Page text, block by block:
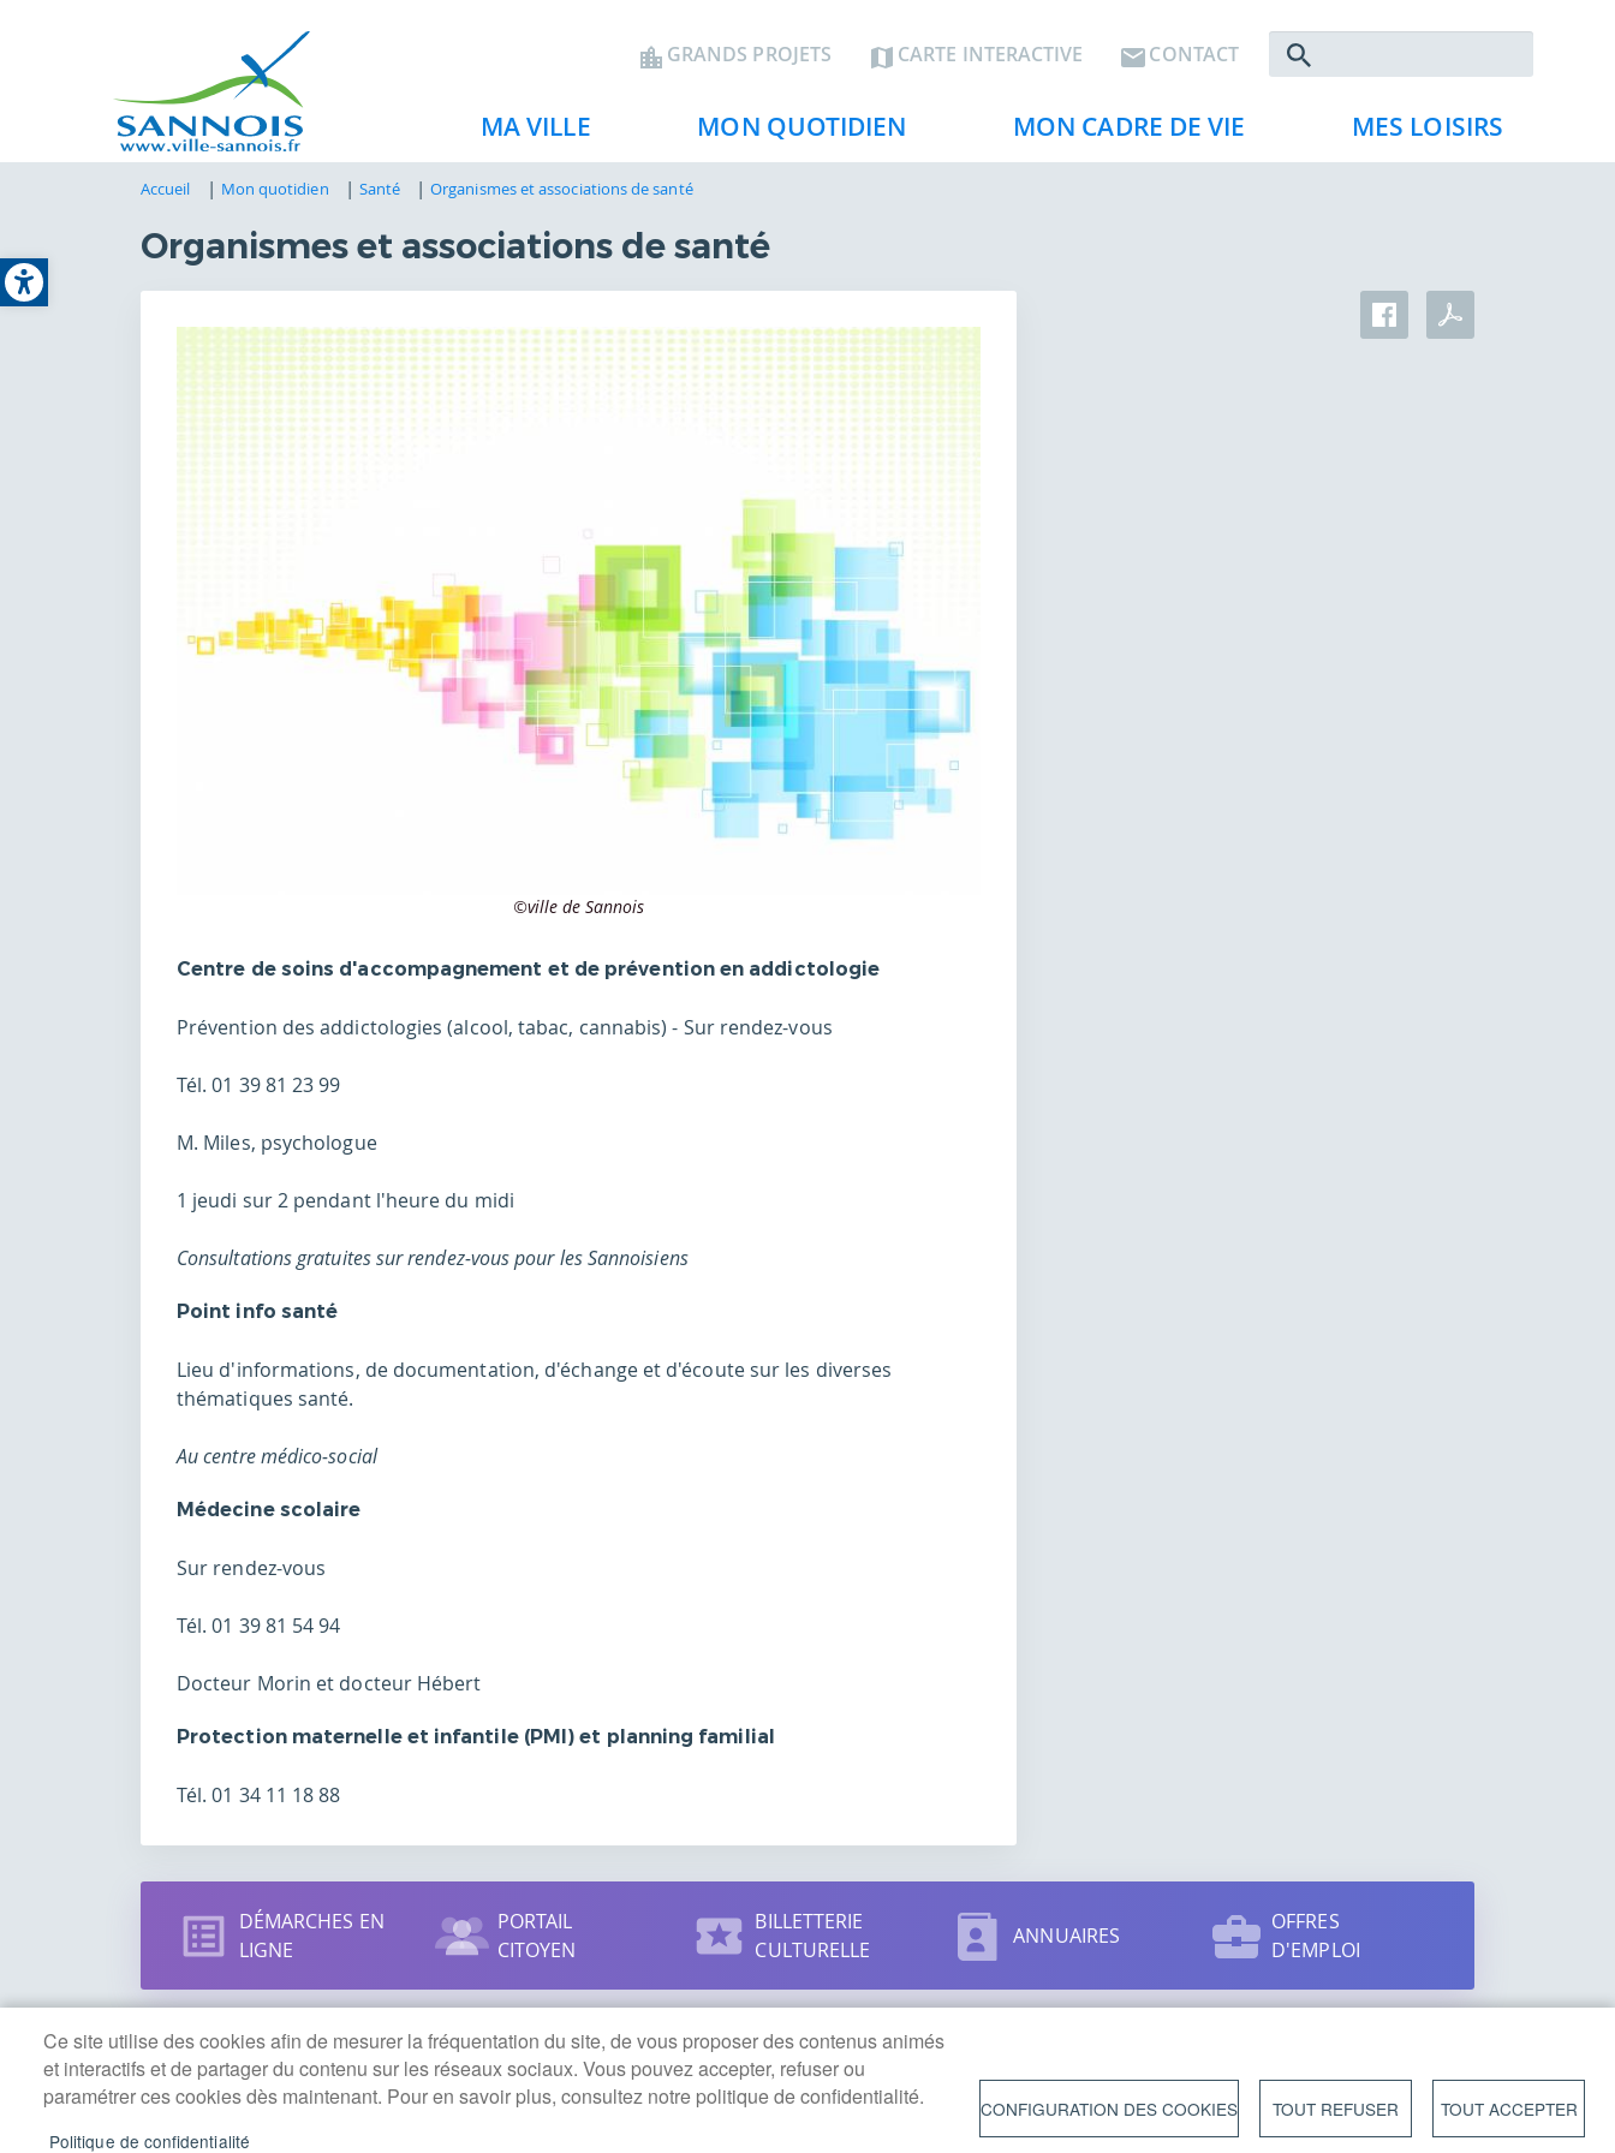
Open toolbar
au
contenu
Rechercher
En-GRANDS PROJETS CARTE INTERACTIVE CONTACT
MA VILLE MON QUOTIDIEN MON CADRE DE VIE MES LOISIRS
Accueil Mon quotidien Santé Organismes et associations de santé
Organismes et associations de santé
©ville de Sannois
Centre de soins d'accompagnement et de prévention en addictologie
Prévention des addictologies (alcool, tabac, cannabis) - Sur rendez-vous
Tél. 01 39 81 23 99
M. Miles, psychologue
1 jeudi sur 2 pendant l'heure du midi
Consultations gratuites sur rendez-vous pour les Sannoisiens
Point info santé
Lieu d'informations, de documentation, d'échange et d'écoute sur les diverses
thématiques santé.
Au centre médico-social
Médecine scolaire
Sur rendez-vous
Tél. 01 39 81 54 94
Docteur Morin et docteur Hébert
Protection maternelle et infantile (PMI) et planning familial
Tél. 01 34 11 18 88
direct
DÉMARCHES EN
LIGNE
PORTAIL
CITOYEN
BILLETTERIE
CULTURELLE
ANNUAIRES
OFFRES
D'EMPLOI
MAIRIE DE SANNOIS
Coordonnées PLAN DU SITE CONTACT
Ce site utilise des cookies afin de mesurer la fréquentation du site, de vous proposer des contenus animés
et interactifs et de partager du contenu sur les réseaux sociaux. Vous pouvez accepter, refuser ou
paramétrer ces cookies dès maintenant. Pour en savoir plus, consultez notre politique de confidentialité.
Politique de confidentialité
CONFIGURATION DES COOKIES TOUT REFUSER TOUT ACCEPTER